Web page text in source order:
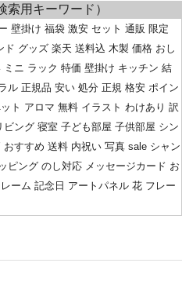
用キーワード）
壁掛け 福袋 激安 セット 通販 限定
グッズ 楽天 送料込 木製 価格 おし
ニ ラック 特価 壁掛け キッチン 結
ル 正規品 安い 処分 正規 格安 ポイン
ト アロマ 無料 イラスト わけあり 訳
ング 寝室 子ども部屋 子供部屋 シン
すすめ 送料 内祝い 写真 sale シャン
ピング のし対応 メッセージカード お
ーム 記念日 アートパネル 花 フレー